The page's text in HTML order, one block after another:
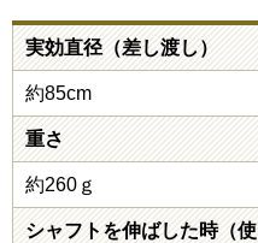
実効直径（差し渡し）
約85cm
重さ
約260ｇ
シャフトを伸ばした時（使